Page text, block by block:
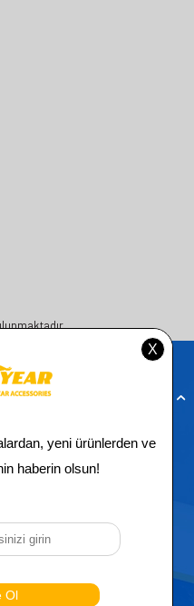
34522 Esenyurt/İstanbul